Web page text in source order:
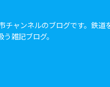
チャンネルのブログです。鉄道
雑記ブログ。